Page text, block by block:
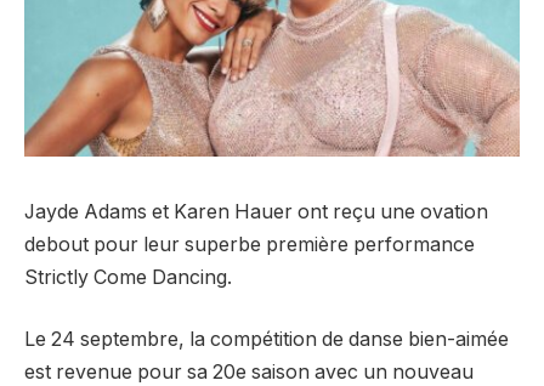
Jayde Adams et Karen Hauer ont reçu une ovation
debout pour leur superbe première performance
Strictly Come Dancing.
Le 24 septembre, la compétition de danse bien-aimée
est revenue pour sa 20e saison avec un nouveau